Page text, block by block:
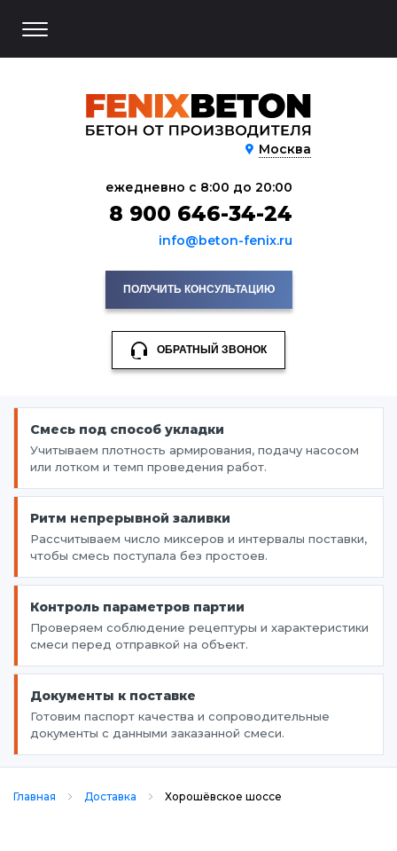
Москва
ПОЛУЧИТЬ КОНСУЛЬТАЦИЮ
ОБРАТНЫЙ ЗВОНОК
ежедневно с 8:00 до 20:00
8 900 646-34-24
info@beton-fenix.ru
Смесь под способ укладки
Учитываем плотность армирования, подачу насосом
или лотком и темп проведения работ.
Ритм непрерывной заливки
Рассчитываем число миксеров и интервалы поставки,
чтобы смесь поступала без простоев.
Контроль параметров партии
Проверяем соблюдение рецептуры и характеристики
смеси перед отправкой на объект.
Документы к поставке
Готовим паспорт качества и сопроводительные
документы с данными заказанной смеси.
Главная Доставка Хорошёвское шоссе